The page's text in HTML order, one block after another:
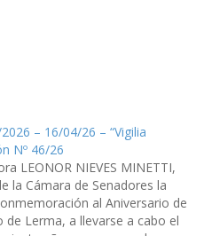
– 16/04/26 – “Vigilia
Nº 46/26
LEONOR NIEVES MINETTI,
la Cámara de Senadores la
al Aniversario de
de Lerma, a llevarse a cabo el